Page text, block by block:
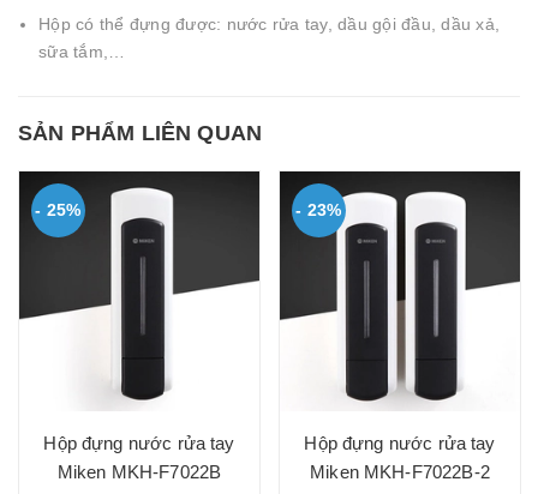
Hộp có thể đựng được: nước rửa tay, dầu gội đầu, dầu xả,
sữa tắm,…
SẢN PHẨM LIÊN QUAN
- 25%
Hộp đựng nước rửa tay
Miken MKH-F7022B
- 23%
Hộp đựng nước rửa tay
Miken MKH-F7022B-2